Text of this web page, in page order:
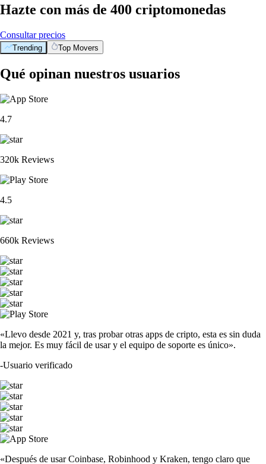
Hazte con más de 400 criptomonedas
Consultar precios
Trending Top Movers
Qué opinan nuestros usuarios
4.7
320k Reviews
4.5
660k Reviews
«Llevo desde 2021 y, tras probar otras apps de cripto, esta es sin duda
la mejor. Es muy fácil de usar y el equipo de soporte es único».
-Usuario verificado
«Después de usar Coinbase, Robinhood y Kraken, tengo claro que